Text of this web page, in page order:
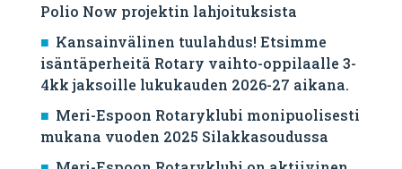
Polio Now projektin lahjoituksista
Kansainvälinen tuulahdus! Etsimme
isäntäperheitä Rotary vaihto-oppilaalle 3-
4kk jaksoille lukukauden 2026-27 aikana.
Meri-Espoon Rotaryklubi monipuolisesti
mukana vuoden 2025 Silakkasoudussa